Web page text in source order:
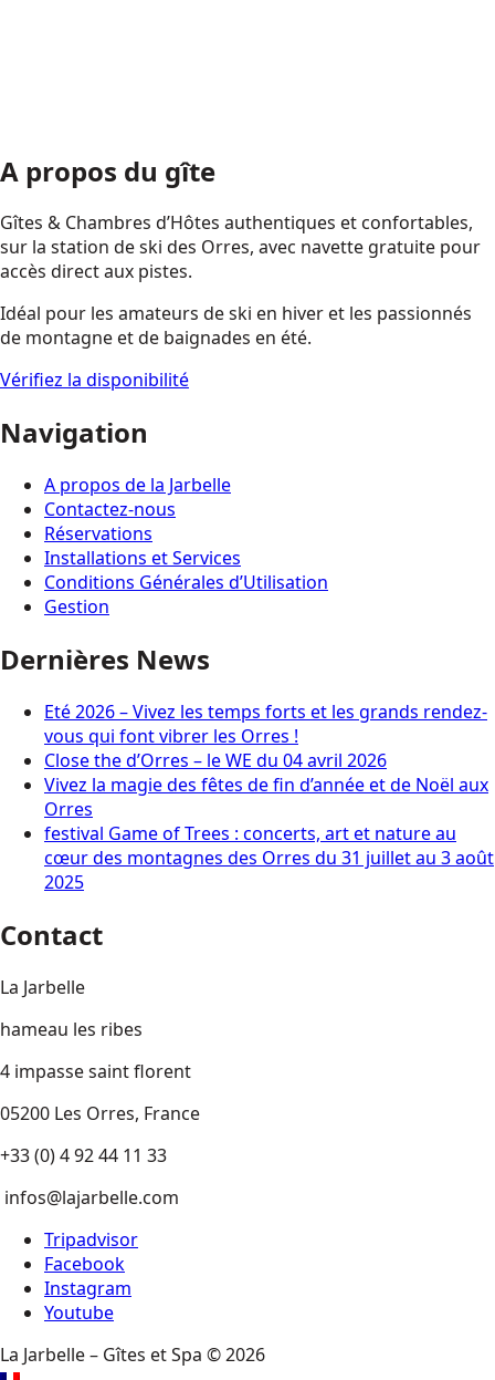
A propos du gîte
Gîtes & Chambres d’Hôtes authentiques et confortables,
sur la station de ski des Orres, avec navette gratuite pour
accès direct aux pistes.
Idéal pour les amateurs de ski en hiver et les passionnés
de montagne et de baignades en été.
Vérifiez la disponibilité
Navigation
A propos de la Jarbelle
Contactez-nous
Réservations
Installations et Services
Conditions Générales d’Utilisation
Gestion
Dernières News
Eté 2026 – Vivez les temps forts et les grands rendez-
vous qui font vibrer les Orres !
Close the d’Orres – le WE du 04 avril 2026
Vivez la magie des fêtes de fin d’année et de Noël aux
Orres
festival Game of Trees : concerts, art et nature au
cœur des montagnes des Orres du 31 juillet au 3 août
2025
Contact
La Jarbelle
hameau les ribes
4 impasse saint florent
05200 Les Orres, France
+33 (0) 4 92 44 11 33
infos@lajarbelle.com
Tripadvisor
Facebook
Instagram
Youtube
La Jarbelle – Gîtes et Spa © 2026